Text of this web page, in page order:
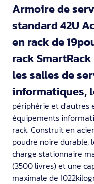
Armoire de
standard 42U
en rack de
rack
les salles de
informatiques,
périphérie et d'autres
équipements
rack. Construit en
poudre noire durable,
charge stationnaire
(3500 livres) et une
maximale de